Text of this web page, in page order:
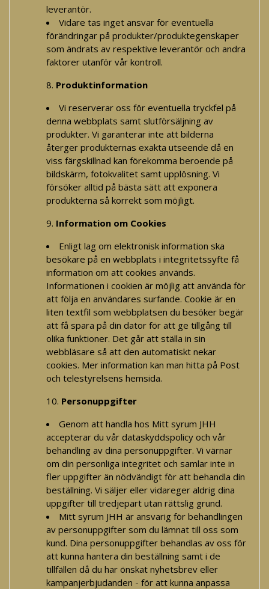
leverantör.
Vidare tas inget ansvar för eventuella
förändringar på produkter/produktegenskaper
som ändrats av respektive leverantör och andra
faktorer utanför vår kontroll.
Produktinformation
Vi reserverar oss för eventuella tryckfel på
denna webbplats samt slutförsäljning av
produkter. Vi garanterar inte att bilderna
återger produkternas exakta utseende då en
viss färgskillnad kan förekomma beroende på
bildskärm, fotokvalitet samt upplösning. Vi
försöker alltid på bästa sätt att exponera
produkterna så korrekt som möjligt.
Information om Cookies
Enligt lag om elektronisk information ska
besökare på en webbplats i integritetssyfte få
information om att cookies används.
Informationen i cookien är möjlig att använda för
att följa en användares surfande. Cookie är en
liten textfil som webbplatsen du besöker begär
att få spara på din dator för att ge tillgång till
olika funktioner. Det går att ställa in sin
webbläsare så att den automatiskt nekar
cookies. Mer information kan man hitta på Post
och telestyrelsens hemsida.
Personuppgifter
Genom att handla hos Mitt syrum JHH
accepterar du vår dataskyddspolicy och vår
behandling av dina personuppgifter. Vi värnar
om din personliga integritet och samlar inte in
fler uppgifter än nödvändigt för att behandla din
beställning. Vi säljer eller vidareger aldrig dina
uppgifter till tredjepart utan rättslig grund.
Mitt syrum JHH är ansvarig för behandlingen
av personuppgifter som du lämnat till oss som
kund. Dina personuppgifter behandlas av oss för
att kunna hantera din beställning samt i de
tillfällen då du har önskat nyhetsbrev eller
kampanjerbjudanden - för att kunna anpassa